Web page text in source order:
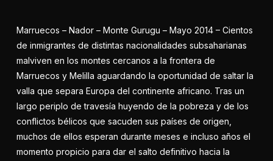
Marruecos – Nador – Monte Gurugu – Mayo 2014 – Cientos
de inmigrantes de distintas nacionalidades subsaharianas
malviven en los montes cercanos a la frontera de
Marruecos y Melilla aguardando la oportunidad de saltar la
valla que separa Europa del continente africano. Tras un
largo periplo de travesía huyendo de la pobreza y de los
conflictos bélicos que sacuden sus países de origen,
muchos de ellos esperan durante meses e incluso años el
momento propicio para dar el salto definitivo hacia la